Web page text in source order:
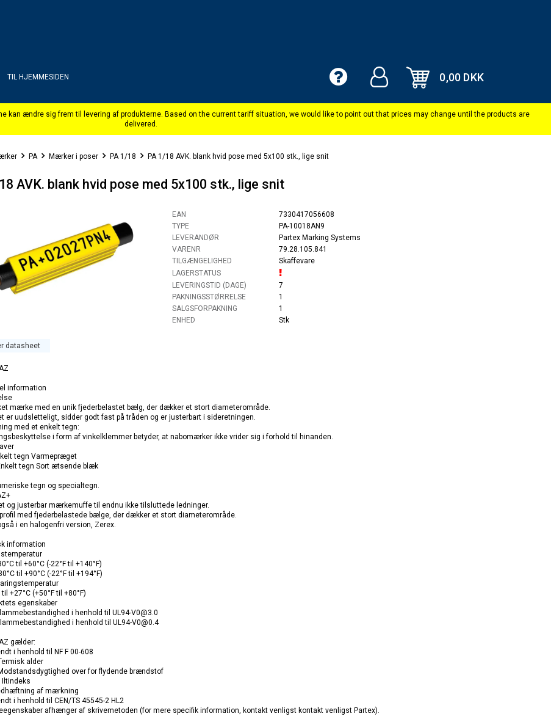
TIL HJEMMESIDEN 0,00 DKK
PA Mærker i poser PA 1/18 PA 1/18 AVK. blank hvid pose med 5x100 stk., lige snit
AVK. blank hvid pose med 5x100 stk., lige snit
EAN
7330417056608
TYPE
PA-10018AN9
LEVERANDØR
Partex Marking Systems
VARENR
79.28.105.841
TILGÆNGELIGHED
Skaffevare
LAGERSTATUS
LEVERINGSTID (DAGE)
7
PAKNINGSSTØRRELSE
1
SALGSFORPAKNING
1
ENHED
Stk
datasheet
information
mærke med en unik fjederbelastet bælg, der dækker et stort diameterområde.
er uudsletteligt, sidder godt fast på tråden og er justerbart i sideretningen.
med et enkelt tegn:
i form af vinkelklemmer betyder, at nabomærker ikke vrider sig i forhold til hinanden.
tegn Varmepræget
tegn Sort ætsende blæk
tegn og specialtegn.
og justerbar mærkemuffe til endnu ikke tilsluttede ledninger.
med fjederbelastede bælge, der dækker et stort diameterområde.
i en halogenfri version, Zerex.
information
til +60°C (-22°F til +140°F)
til +90°C (-22°F til +194°F)
til +27°C (+50°F til +80°F)
egenskaber
i henhold til UL94-V0@3.0
i henhold til UL94-V0@0.4
gælder:
i henhold til NF F 00-608
alder
over for flydende brændstof
Iltindeks
af mærkning
i henhold til CEN/TS 45545-2 HL2
afhænger af skrivemetoden (for mere specifik information, kontakt venligst kontakt venligst Partex).